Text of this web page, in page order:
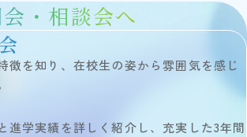
・相談会へ
徴を知り、在校生の姿から雰囲気を感じ
進学実績を詳しく紹介し、充実した3年間